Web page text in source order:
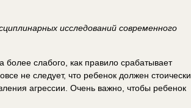
исследований современного
более слабого, как правило срабатывает
не следует, что ребенок должен стоически
агрессии. Очень важно, чтобы ребенок